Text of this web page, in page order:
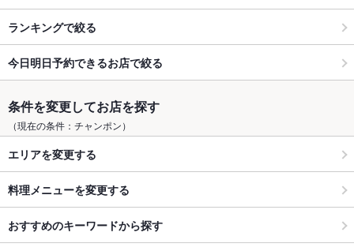
ランキングで絞る
今日明日予約できるお店で絞る
条件を変更してお店を探す
（現在の条件：チャンポン）
エリアを変更する
料理メニューを変更する
おすすめのキーワードから探す